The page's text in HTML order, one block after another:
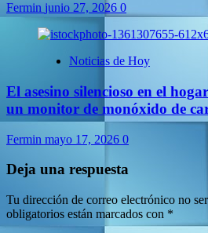
Fermin junio 27, 2026 0
Noticias de Hoy
El asesino silencioso en el
un monitor de monóxido de
Fermin mayo 17, 2026 0
Deja una respuesta
Tu dirección de correo electrónico no
obligatorios están marcados con *